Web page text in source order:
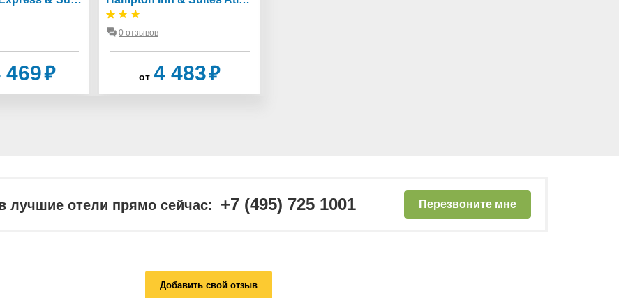
469₽
0 отзывов
от 4 483₽
лучшие отели прямо сейчас: +7 (495) 725 1001 Перезвоните мне
Добавить свой отзыв